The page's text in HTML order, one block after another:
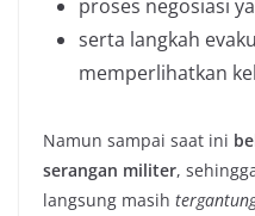
proses negosiasi
serta langkah
memperlihatkan
Namun sampai saat ini
serangan militer,
langsung masih